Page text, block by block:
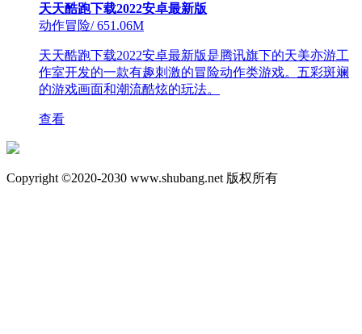
天天酷跑下载2022安卓最新版
动作冒险/651.06M
天天酷跑下载2022安卓最新版是腾讯旗下的天美亦游工
作室开发的一款有趣刺激的冒险动作类游戏。五彩斑斓
的游戏画面和潮流酷炫的玩法。
查看
Copyright ©2020-2030 www.shubang.net 版权所有